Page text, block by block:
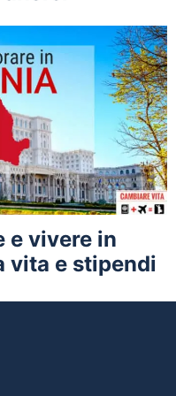
e vivere in
vita e stipendi